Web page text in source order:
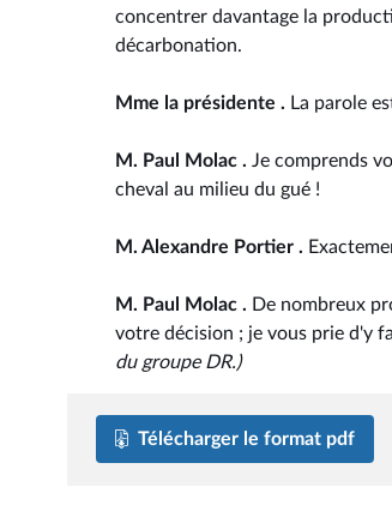
concentrer davantage la
décarbonation.
Mme la présidente . La parole
M. Paul Molac . Je comprends
cheval au milieu du gué !
M. Alexandre Portier .
M. Paul Molac . De nombreux
votre décision ; je vous prie d'y
du groupe DR.)
Télécharger le format pdf